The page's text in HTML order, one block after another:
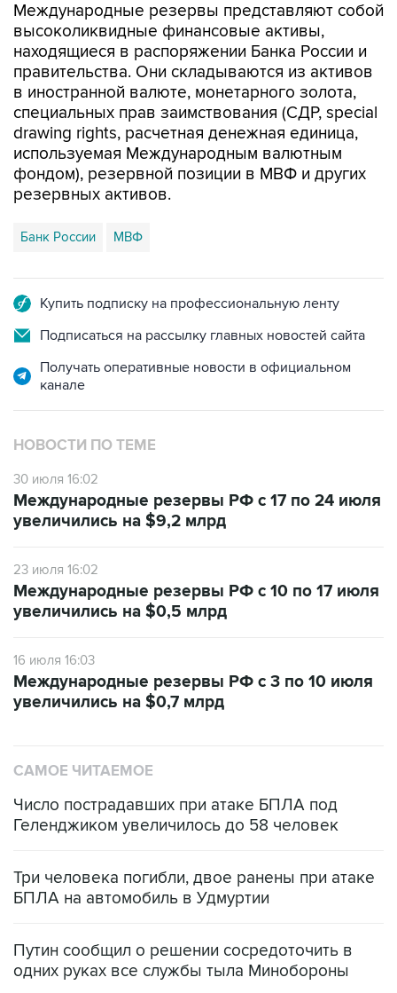
Международные резервы представляют собой
высоколиквидные финансовые активы,
находящиеся в распоряжении Банка России и
правительства. Они складываются из активов
в иностранной валюте, монетарного золота,
специальных прав заимствования (СДР, special
drawing rights, расчетная денежная единица,
используемая Международным валютным
фондом), резервной позиции в МВФ и других
резервных активов.
Банк России МВФ
Купить подписку на профессиональную ленту
Подписаться на рассылку главных новостей сайта
Получать оперативные новости в официальном
канале
НОВОСТИ ПО ТЕМЕ
30 июля 16:02
Международные резервы РФ с 17 по 24 июля
увеличились на $9,2 млрд
23 июля 16:02
Международные резервы РФ с 10 по 17 июля
увеличились на $0,5 млрд
16 июля 16:03
Международные резервы РФ с 3 по 10 июля
увеличились на $0,7 млрд
САМОЕ ЧИТАЕМОЕ
Число пострадавших при атаке БПЛА под
Геленджиком увеличилось до 58 человек
Три человека погибли, двое ранены при атаке
БПЛА на автомобиль в Удмуртии
Путин сообщил о решении сосредоточить в
одних руках все службы тыла Минобороны